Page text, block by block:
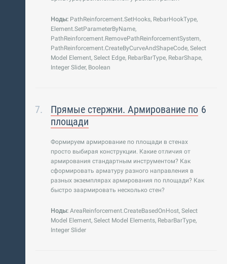
Ноды: PathReinforcement.SetHooks, RebarHookType,
Element.SetParameterByName,
PathReinforcement.RemovePathReinforcementSystem,
PathReinforcement.CreateByCurveAndShapeCode, Select
Model Element, Select Edge, RebarBarType, RebarShape,
Integer Slider, Boolean
Прямые стержни. Армирование по
площади
6
Формируем армирование по площади в стенах
просто выбирая конструкции. Какие отличия от
армирования стандартным инструментом? Как
сформировать арматуру разного направления в
разных экземплярах армирования по площади? Как
быстро заармировать несколько стен?
Ноды: AreaReinforcement.CreateBasedOnHost, Select
Model Element, Select Model Elements, RebarBarType,
Integer Slider